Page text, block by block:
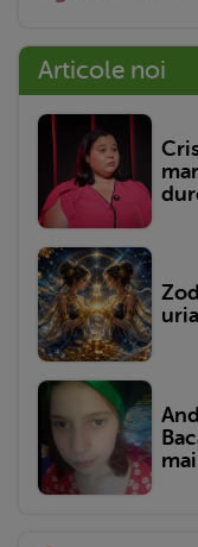
Articole noi